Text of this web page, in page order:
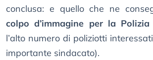
conclusa: e quello che ne
colpo d’immagine per la
l’alto numero di poliziotti
importante sindacato).